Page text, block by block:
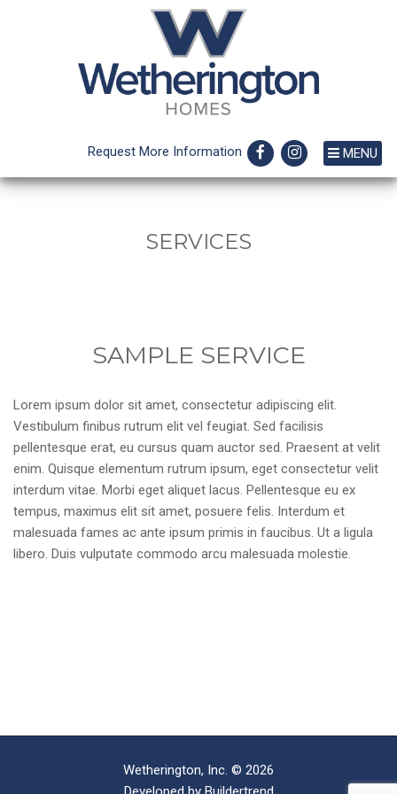
MENU
Request More Information
SERVICES
SAMPLE SERVICE
Lorem ipsum dolor sit amet, consectetur adipiscing elit.
Vestibulum finibus rutrum elit vel feugiat. Sed facilisis
pellentesque erat, eu cursus quam auctor sed. Praesent at velit
enim. Quisque elementum rutrum ipsum, eget consectetur velit
interdum vitae. Morbi eget aliquet lacus. Pellentesque eu ex
tempus, maximus elit sit amet, posuere felis. Interdum et
malesuada fames ac ante ipsum primis in faucibus. Ut a ligula
libero. Duis vulputate commodo arcu malesuada molestie.
Wetherington, Inc. © 2026